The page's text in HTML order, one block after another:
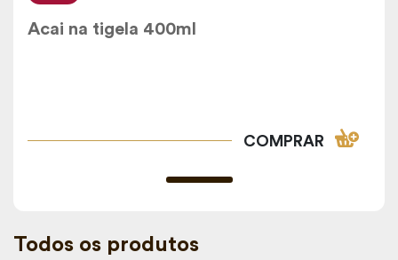
Acai na tigela 400ml
COMPRAR
Todos os produtos